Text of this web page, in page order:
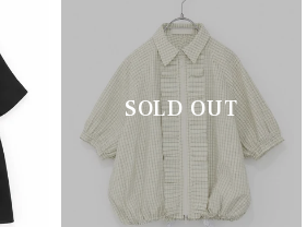
価
格